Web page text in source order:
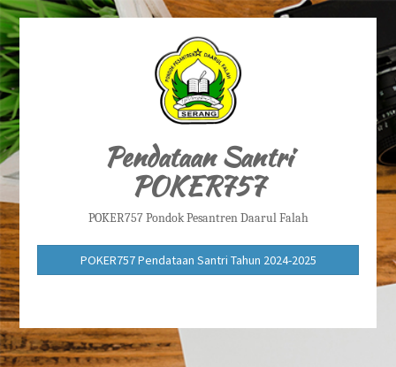
Pendataan Santri
POKER757
POKER757 Pondok Pesantren Daarul Falah
POKER757 Pendataan Santri Tahun 2024-2025